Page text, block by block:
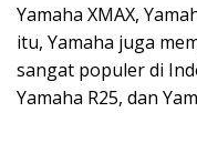
Yamaha XMAX,
itu, Yamaha juga
sangat populer di
Yamaha R25, dan